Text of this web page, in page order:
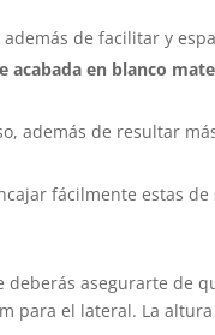
de facilitar y
acabada en blanco
además de resultar
fácilmente estas
deberás asegurarte de
para el lateral. La